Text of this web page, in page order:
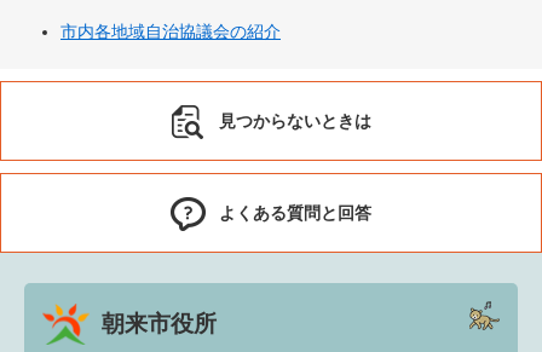
市内各地域自治協議会の紹介
見つからないときは
よくある質問と回答
朝来市役所